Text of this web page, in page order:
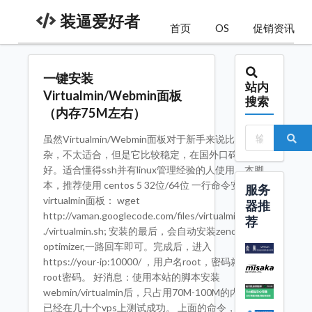
装逼爱好者 首页 OS 促销资讯
一键安装
Virtualmin/Webmin面板
（内存75M左右）
虽然Virtualmin/Webmin面板对于新手来说比较复
杂，不太适合，但是它比较稳定，在国外口碑比较
好。适合懂得ssh并有linux管理经验的人使用。本脚
本，推荐使用 centos 5 32位/64位 一行命令安装
virtualmin面板： wget
http://vaman.googlecode.com/files/virtualmin.sh;sh
./virtualmin.sh; 安装的最后，会自动安装zend
optimizer,一路回车即可。完成后，进入
https://your-ip:10000/ ，用户名root，密码就是
root密码。 好消息：使用本站的脚本安装
webmin/virtualmin后，只占用70M-100M的内存。
已经在几十个vps上测试成功。 上面的命令，还作了
站内
搜索
服务
器推
荐